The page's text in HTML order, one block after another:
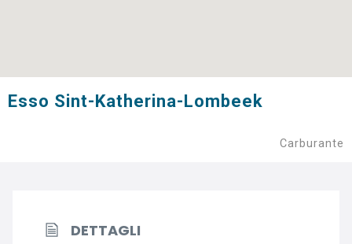
Esso Sint-Katherina-Lombeek
Carburante
DETTAGLI